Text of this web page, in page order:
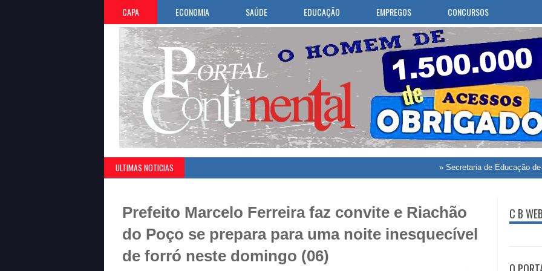
CAPA ECONOMIA SAÚDE EDUCAÇÃO EMPREGOS CONCURSOS
ULTIMAS NOTICIAS Secretaria de Educação de Caldas
Prefeito Marcelo Ferreira faz convite e Riachão
do Poço se prepara para uma noite inesquecível
de forró neste domingo (06)
C B